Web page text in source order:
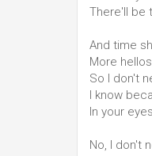
There'll be
And time
More
So I don't
I know
In your eyes.
No, I don't